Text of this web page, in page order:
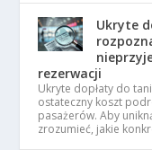
Ukryte
rezerwacji
Ukryte dopłaty do
ostateczny koszt
pasażerów. Aby
zrozumieć, jakie